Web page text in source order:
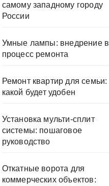
самому западному городу
России
Умные лампы: внедрение в
процесс ремонта
Ремонт квартир для семьи:
какой будет удобен
Установка мульти-сплит
системы: пошаговое
руководство
Откатные ворота для
коммерческих объектов: